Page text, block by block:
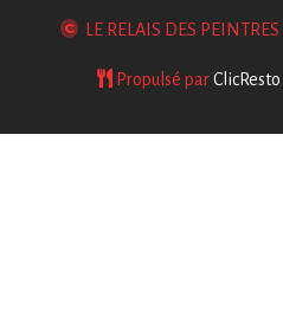
LE RELAIS DES PEINTRES
Propulsé parClicResto